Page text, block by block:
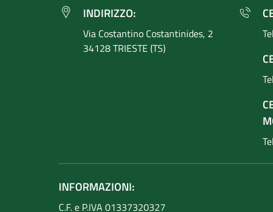
INDIRIZZO:
Via Costantino Costantinides, 2
34128 TRIESTE (TS)
INFORMAZIONI:
C.F. e P.IVA 01337320327